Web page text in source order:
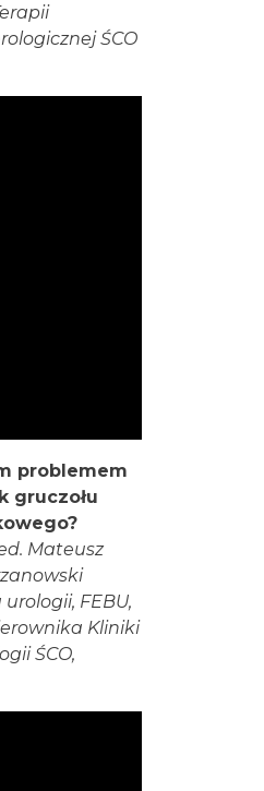
ŚCO
problemem
gruczołu
Mateusz
FEBU,
Kliniki
ŚCO,